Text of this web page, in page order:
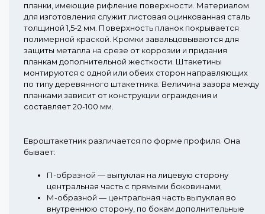
планки, имеющие рифление поверхности. Материалом
для изготовления служит листовая оцинкованная сталь
толщиной 1,5-2 мм. Поверхность планок покрывается
полимерной краской. Кромки завальцовываются для
защиты металла на срезе от коррозии и придания
планкам дополнительной жесткости. Штакетины
монтируются с одной или обеих сторон направляющих
по типу деревянного штакетника. Величина зазора между
планками зависит от конструкции ограждения и
составляет 20-100 мм.
Евроштакетник различается по форме профиля. Она
бывает:
П-образной — выпуклая на лицевую сторону
центральная часть с прямыми боковинами;
М-образной — центральная часть выпуклая во
внутреннюю сторону, по бокам дополнительные